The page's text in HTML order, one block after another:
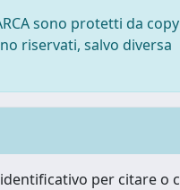
sono protetti da
riservati, salvo diversa
per citare o